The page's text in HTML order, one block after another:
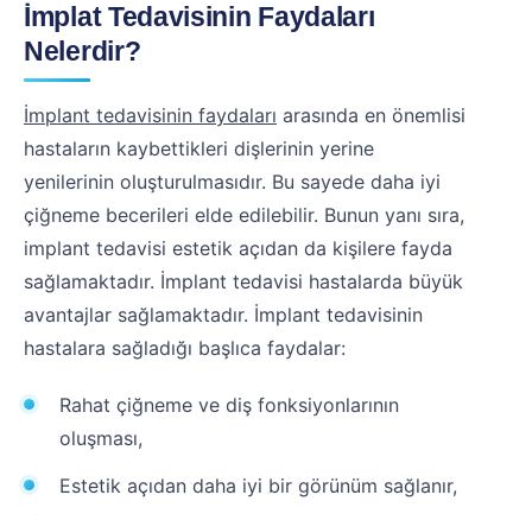
İmplat Tedavisinin Faydaları
Nelerdir?
İmplant tedavisinin faydaları arasında en önemlisi
hastaların kaybettikleri dişlerinin yerine
yenilerinin oluşturulmasıdır. Bu sayede daha iyi
çiğneme becerileri elde edilebilir. Bunun yanı sıra,
implant tedavisi estetik açıdan da kişilere fayda
sağlamaktadır. İmplant tedavisi hastalarda büyük
avantajlar sağlamaktadır. İmplant tedavisinin
hastalara sağladığı başlıca faydalar:
Rahat çiğneme ve diş fonksiyonlarının
oluşması,
Estetik açıdan daha iyi bir görünüm sağlanır,